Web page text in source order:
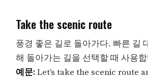
Take the scenic route
풍경 좋은 길로 돌아가다. 빠른 길
해 돌아가는 길을 선택할 때 사용
예문:Let’s take the scenic route